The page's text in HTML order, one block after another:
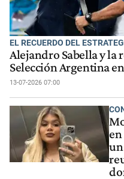
EL RECUERDO DEL
Alejandro Sabella y la
Selección Argentina
13-07-2026 07:00